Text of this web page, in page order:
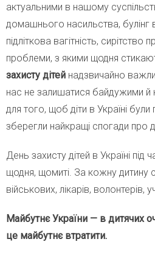
актуальними в нашому
домашнього насильства, булінг
підліткова вагітність,
проблеми, з якими щодня
захисту дітей надзвичайно
нас не залишатися байдужими й
для того, щоб діти в Україні були
зберегли найкращі спогади про
День захисту дітей в Україні під
щодня, щомиті. За кожну дитину
військових, лікарів, волонтерів,
Майбутнє України — в дитячих
це майбутнє втратити.